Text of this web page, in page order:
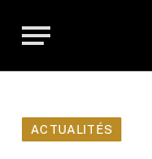
ACTUALITÉS